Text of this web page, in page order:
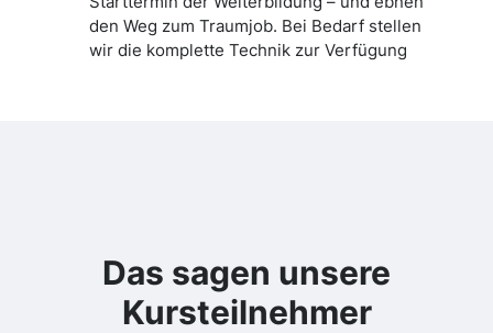
den Weg zum Traumjob. Bei Bedarf stellen
wir die komplette Technik zur Verfügung
Das sagen unsere
Kursteilnehmer